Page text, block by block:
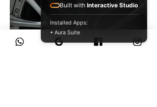
Built with Interactive Studio
Installed Apps:
• Aura Suite